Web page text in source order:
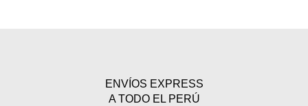
ENVÍOS EXPRESS
A TODO EL PERÚ